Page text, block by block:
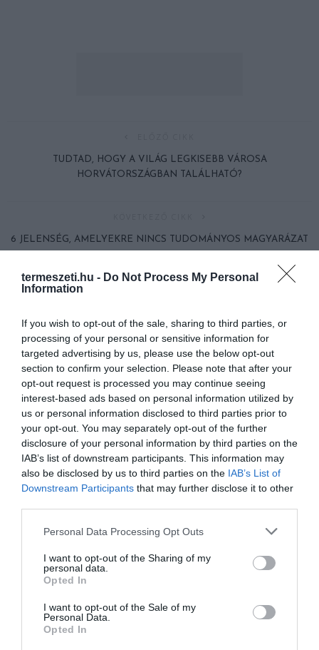
termeszeti.hu - Do Not Process My Personal
Information
If you wish to opt-out of the sale, sharing to third parties, or
processing of your personal or sensitive information for
targeted advertising by us, please use the below opt-out
section to confirm your selection. Please note that after your
opt-out request is processed you may continue seeing
interest-based ads based on personal information utilized by
us or personal information disclosed to third parties prior to
your opt-out. You may separately opt-out of the further
disclosure of your personal information by third parties on the
IAB’s list of downstream participants. This information may
also be disclosed by us to third parties on the IAB’s List of
Downstream Participants that may further disclose it to other
Please note that this website/app uses one or more Google
not limited to your visit or usage behaviour. You may click to
grant or deny consent to Google and its third-party tags to
use your data for below specified purposes in below Google
consent section.
Personal Data Processing Opt Outs
I want to opt-out of the Sharing of my
personal data.
Opted In
I want to opt-out of the Sale of my
Personal Data.
Opted In
TUDTAD, HOGY A VILÁG LEGKISEBB VÁROSA
HORVÁTORSZÁGBAN TALÁLHATÓ?
6 JELENSÉG, AMELYEKRE NINCS TUDOMÁNYOS MAGYARÁZAT
KIRÁNDULÁS A
2026-08-04
KIRÁNDULÁS PANNONHALMA
TALÁLKOZÁSA